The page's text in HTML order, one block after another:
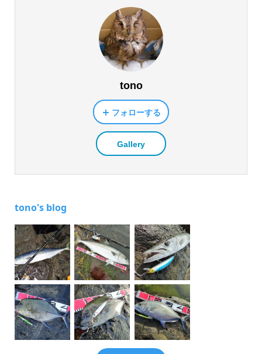
tono
フォローする
Gallery
tono's blog